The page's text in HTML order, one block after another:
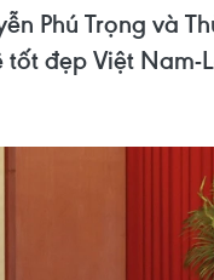
Phú Trọng và
đẹp Việt Nam-